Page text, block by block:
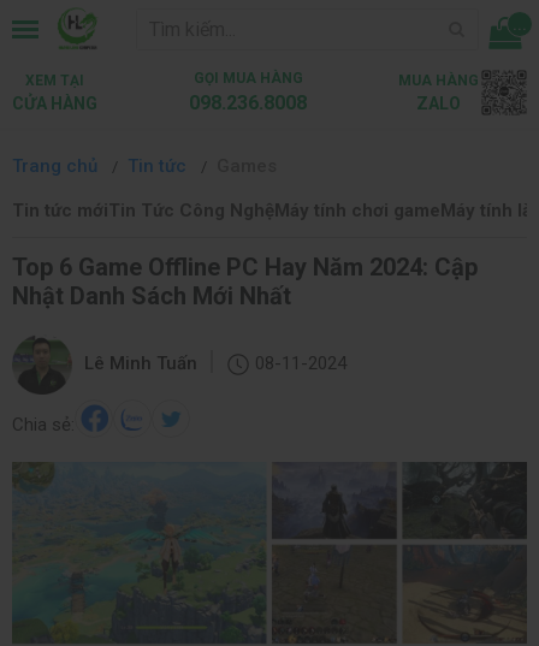
...
XEM TẠI
CỬA HÀNG
GỌI MUA HÀNG
098.236.8008
MUA HÀNG
ZALO
Trang chủ Tin tức
Tin tức mớiTin Tức Công NghệMáy tính chơi gameMáy tính
Top 6 Game Offline PC Hay Năm 2024: Cập
Nhật Danh Sách Mới Nhất
Lê Minh Tuấn 08-11-2024
Chia sẻ: